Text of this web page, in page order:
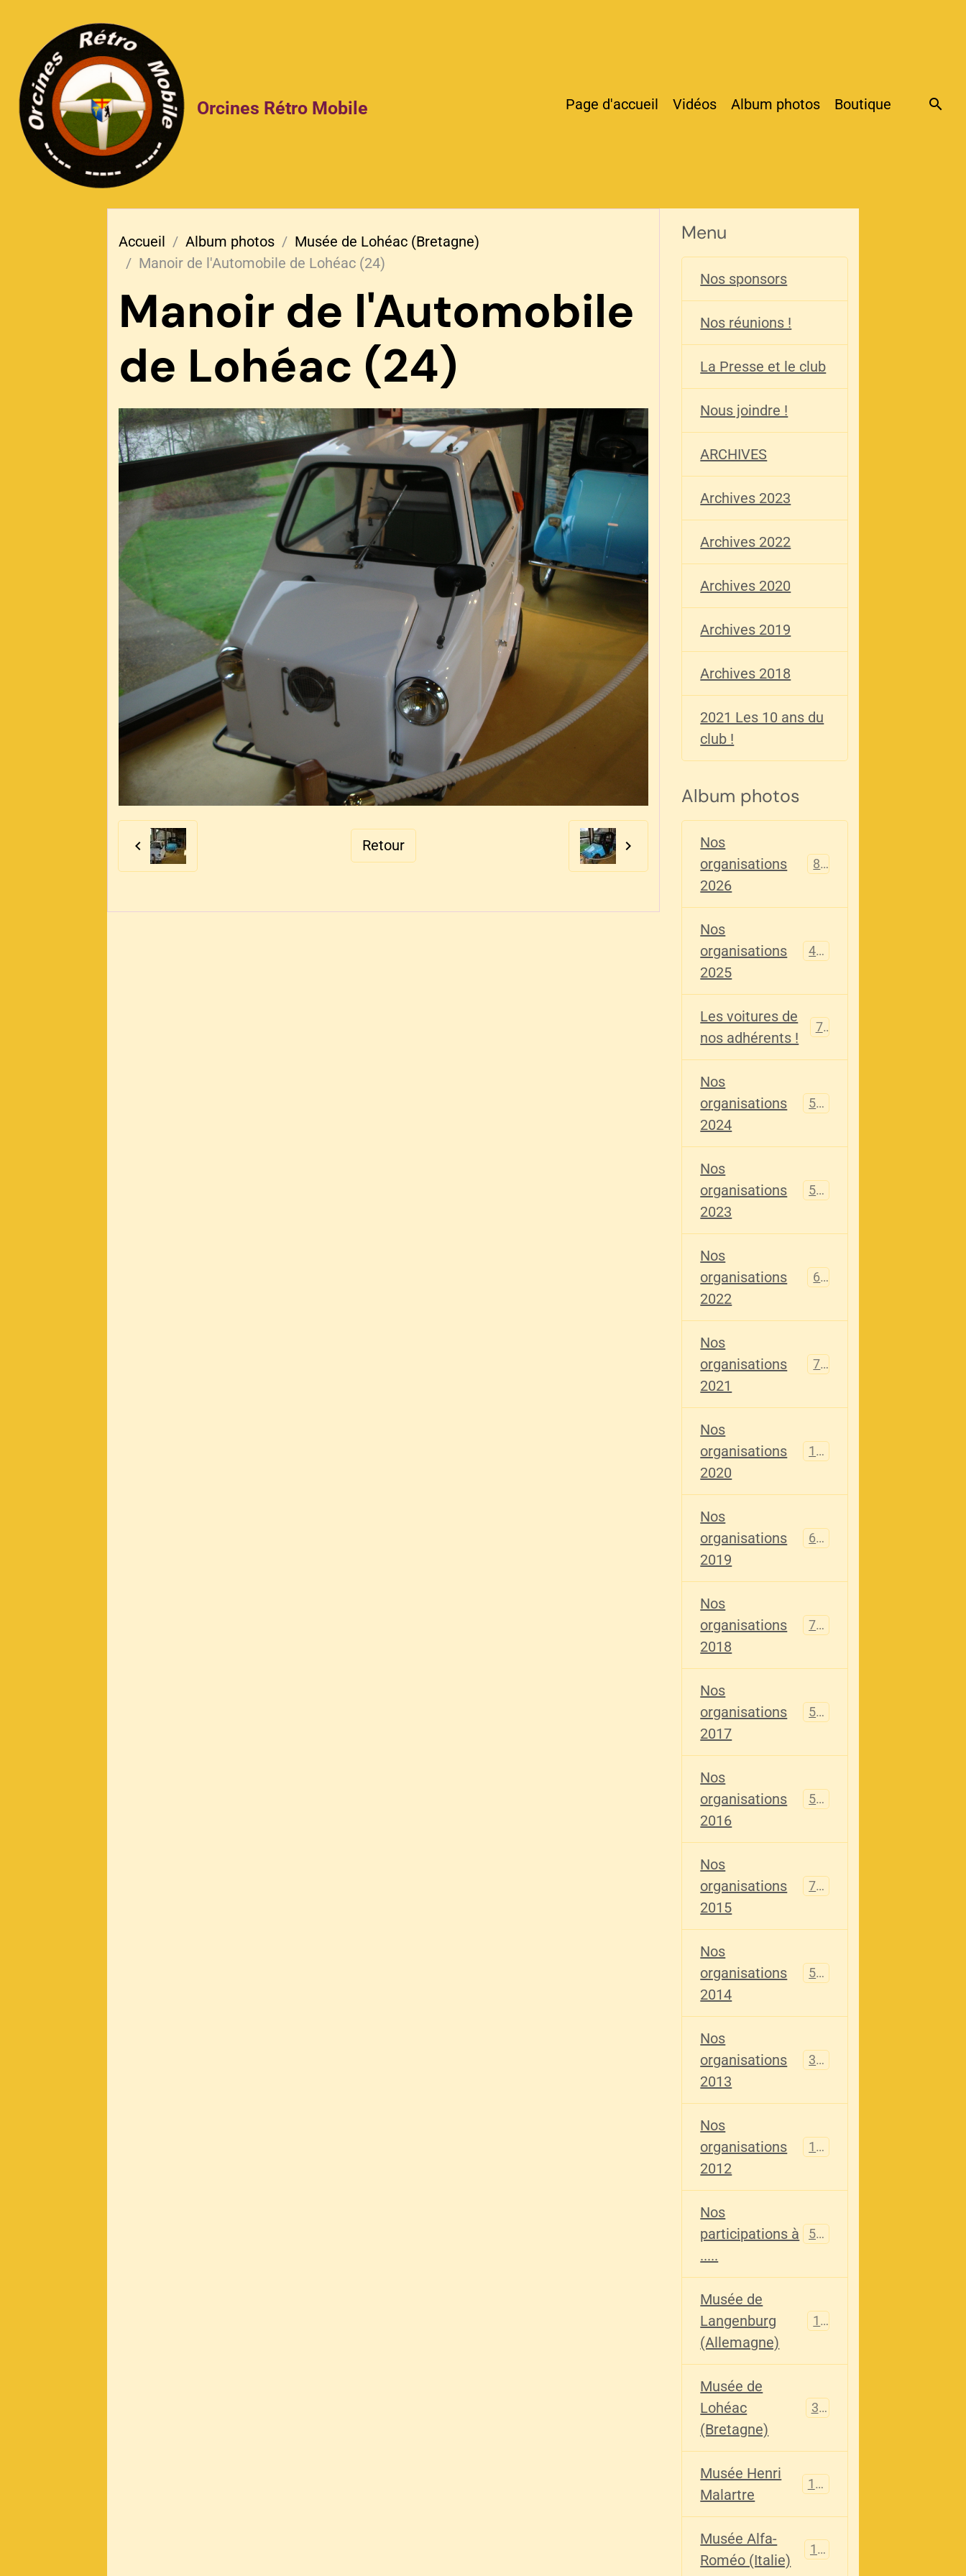
Orcines Rétro Mobile Page d'accueil Vidéos Album photos Boutique
Accueil Album photos
Musée de Lohéac (Bretagne)
Manoir de l'Automobile de Lohéac (24)
Manoir de l'Automobile
de Lohéac (24)
Retour
Menu
Nos sponsors
Nos réunions !
La Presse et le club
Nous joindre !
ARCHIVES
Archives 2023
Archives 2022
Archives 2020
Archives 2019
Archives 2018
2021 Les 10 ans du
club !
Album photos
Nos
organisations
2026
82
Nos
organisations
2025
405
Les voitures de
nos adhérents !
73
Nos
organisations
2024
587
Nos
organisations
2023
567
Nos
organisations
2022
61
Nos
organisations
2021
79
Nos
organisations
2020
121
Nos
organisations
2019
696
Nos
organisations
2018
741
Nos
organisations
2017
555
Nos
organisations
2016
520
Nos
organisations
2015
776
Nos
organisations
2014
516
Nos
organisations
2013
344
Nos
organisations
2012
155
Nos
participations à
.....
563
Musée de
Langenburg
(Allemagne)
113
Musée de
Lohéac
(Bretagne)
321
Musée Henri
Malartre
136
Musée Alfa-
Roméo (Italie)
107